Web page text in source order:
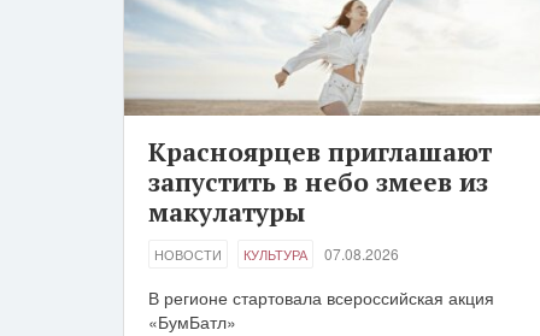
Красноярцев приглашают
запустить в небо змеев из
макулатуры
НОВОСТИ КУЛЬТУРА 07.08.2026
В регионе стартовала всероссийская акция
«БумБатл»